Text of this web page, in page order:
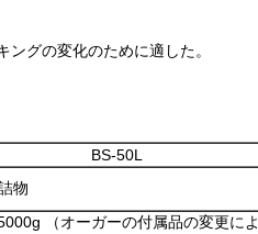
ングの変化のために適した。
BS-50L
物
（オーガーの付属品の変更によ